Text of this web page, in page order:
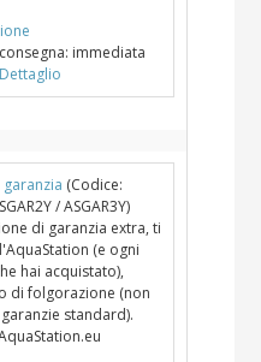
immediata
Dettaglio
(Codice:
/ ASGAR3Y)
di garanzia extra, ti
(e ogni
hai acquistato),
di folgorazione (non
standard).